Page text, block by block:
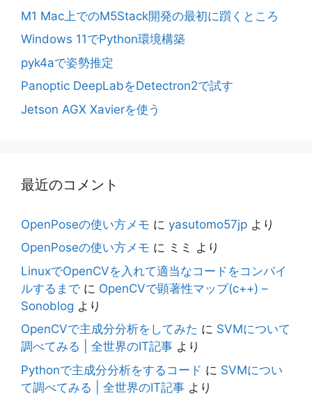
M1 Mac上でのM5Stack開発の最初に躓くところ
Windows 11でPython環境構築
pyk4aで姿勢推定
Panoptic DeepLabをDetectron2で試す
Jetson AGX Xavierを使う
最近のコメント
OpenPoseの使い方メモ に yasutomo57jp より
OpenPoseの使い方メモ に ミミ より
LinuxでOpenCVを入れて適当なコードをコンパイ
ルするまで に OpenCVで顕著性マップ(c++) –
Sonoblog より
OpenCVで主成分分析をしてみた に SVMについて
調べてみる | 全世界のIT記事 より
Pythonで主成分分析をするコード に SVMについ
て調べてみる | 全世界のIT記事 より